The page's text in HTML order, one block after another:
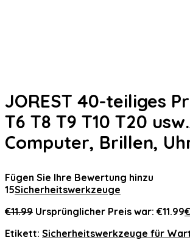
JOREST 40-teiliges
T6 T8 T9 T10 T20
Computer, Brillen,
Fügen Sie Ihre Bewertung hinzu
15Sicherheitswerkzeuge
€11.99 Ursprünglicher Preis war: €11.99€
Etikett: Sicherheitswerkzeuge für